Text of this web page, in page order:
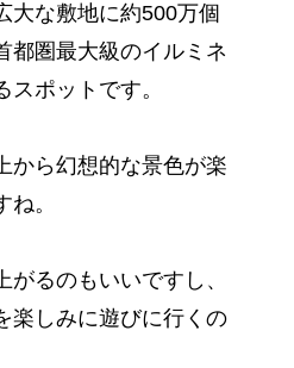
大な敷地に約500万個
都圏最大級のイルミネ
ポットです。
から幻想的な景色が楽
。
るのもいいですし、
楽しみに遊びに行くの